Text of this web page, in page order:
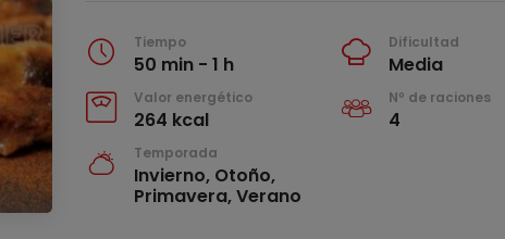
Tiempo
50 min - 1 h
Dificultad
Media
Valor energético
264 kcal
Nº de raciones
4
Temporada
Invierno, Otoño,
Primavera, Verano